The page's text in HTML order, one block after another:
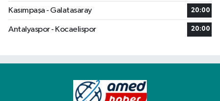
Kasımpaşa - Galatasaray 20:00
Antalyaspor - Kocaelispor 20:00